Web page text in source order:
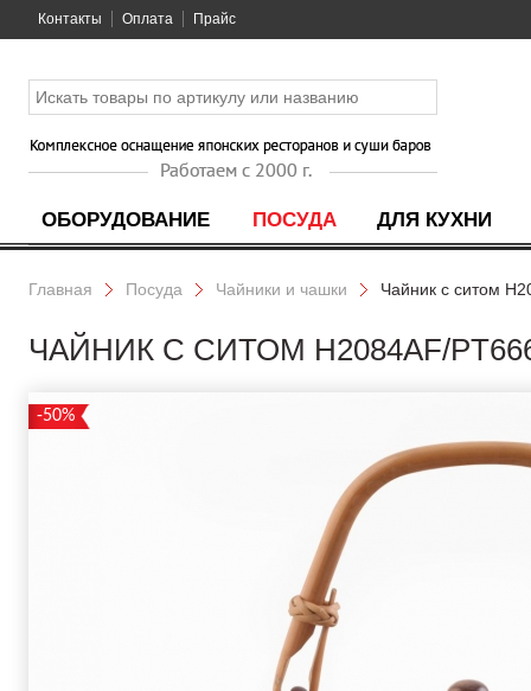
Контакты Оплата Прайс
ОБОРУДОВАНИЕ ПОСУДА ДЛЯ КУХНИ
Главная Посуда Чайники и чашки Чайник с ситом
ЧАЙНИК С СИТОМ H2084AF/
-50%